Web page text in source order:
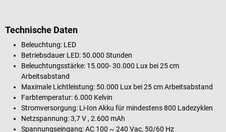
Technische Daten
Beleuchtung: LED
Betriebsdauer LED: 50.000 Stunden
Beleuchtungsstärke: 15.000- 30.000 Lux bei 25 cm
Arbeitsabstand
Maximale Lichtleistung: 50.000 Lux bei 25 cm Arbeitsabstand
Farbtemperatur: 6.000 Kelvin
Stromversorgung: Li-Ion Akku für mindestens 800 Ladezyklen
Netzspannung: 3,7 V , 2.600 mAh
Spannungseingang: AC 100 ~ 240 Vac, 50/60 Hz